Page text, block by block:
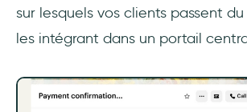
sur lesquels vos clients passent
les intégrant dans un portail